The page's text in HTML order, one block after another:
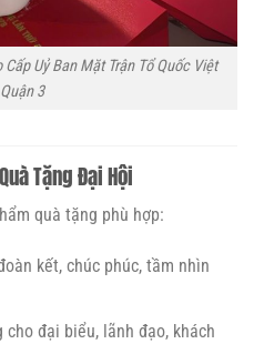
Uỷ Ban Mặt Trận Tổ Quốc Việt
3
Tặng Đại Hội
quà tặng phù hợp:
kết, chúc phúc, tầm nhìn
cho đại biểu, lãnh đạo, khách